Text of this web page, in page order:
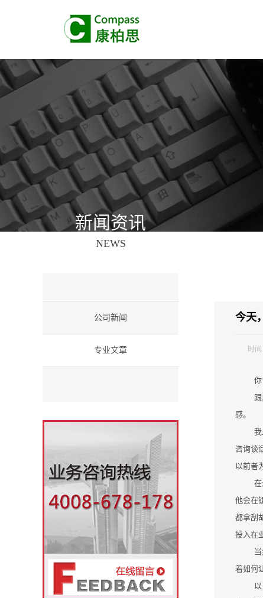
新闻资讯
NEWS
公司新闻
专业文章
今天
时间
你
感。
咨询谈
以前者
他会在
都拿刮
投入在
着如何